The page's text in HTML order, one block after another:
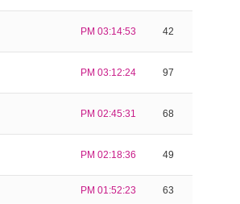
PM 03:14:53 42
PM 03:12:24 97
PM 02:45:31 68
PM 02:18:36 49
PM 01:52:23 63